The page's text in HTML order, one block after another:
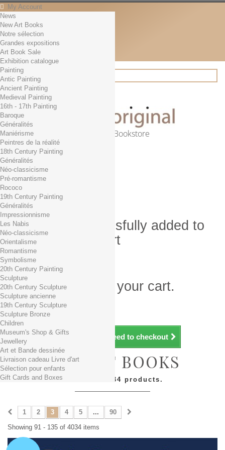
My Account
Contact
English
English
Français
News
Search
Online Art Bookstore
Cart (empty)
No products
Free shipping!
0,00 € Total
Check out
Product successfully added to
your shopping cart
Quantity
Total
There is 1 item in your cart.
Total products (tax incl.)
Total shipping TTC
Total (tax incl.)
Continue shopping Proceed to checkout
News
New Art Books
Notre sélection
Grandes expositions
Art Book Sale
Exhibition catalogue
Painting
Antic Painting
Ancient Painting
Medieval Painting
16th - 17th Painting
Baroque
Généralités
Maniérisme
Peintres de la réalité
18th Century Painting
Généralités
Néo-classicisme
Pré-romantisme
Rococo
19th Century Painting
Généralités
Impressionnisme
Les Nabis
Néo-classicisme
Orientalisme
Romantisme
Symbolisme
20th Century Painting
Sculpture
20th Century Sculpture
Sculpture ancienne
19th Century Sculpture
Sculpture Bronze
Children
Museum's Shop & Gifts
Jewellery
Art et Bande dessinée
Livraison cadeau Livre d'art
Sélection pour enfants
Gift Cards and Boxes
NEW ART BOOKS
There are 4034 products.
1 2 3 4 5 ...
90
Showing 91 - 135 of 4034 items